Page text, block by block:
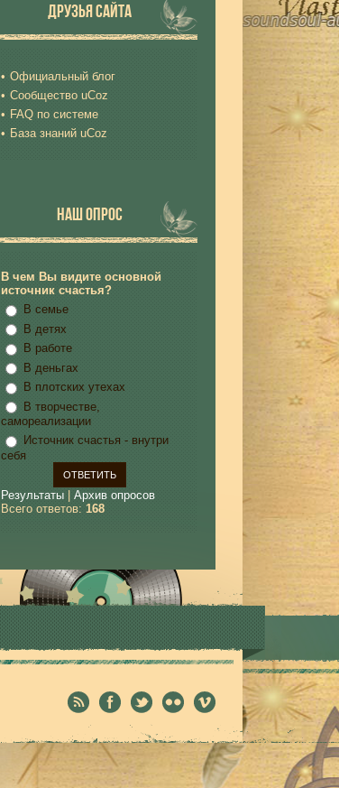
ДРУЗЬЯ САЙТА
Официальный блог
Сообщество uCoz
FAQ по системе
База знаний uCoz
НАШ ОПРОС
В чем Вы видите основной
источник счастья?
В семье
В детях
В работе
В деньгах
В плотских утехах
В творчестве,
самореализации
Источник счастья - внутри
себя
Результаты| Архив опросов
Всего ответов: 168